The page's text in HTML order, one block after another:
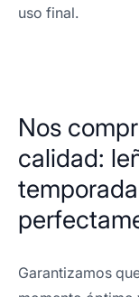
uso final.
Nos
calidad:
Garantizamos